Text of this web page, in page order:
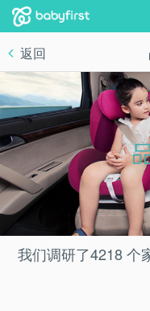
返回
我们调研了4218 个